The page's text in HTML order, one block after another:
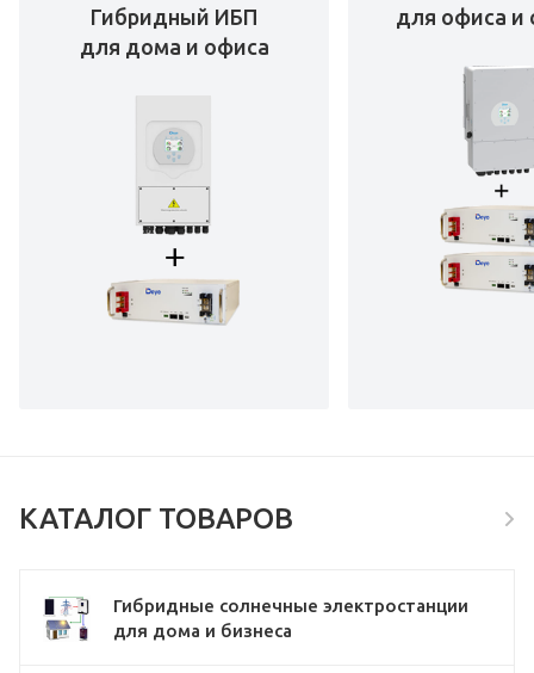
Гибридный ИБП
для дома и офиса
для офиса и
КАТАЛОГ ТОВАРОВ
Гибридные солнечные электростанции
для дома и бизнеса